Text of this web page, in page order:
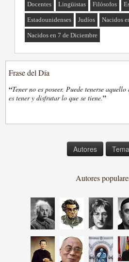
Docentes Lingüistas Filósofos
Estadounidenses Judíos Nacidos
Nacidos en 7 de Diciembre
Frase del Día
“Tener no es poseer. Puede tenerse aquello
es tener y disfrutar lo que se tiene.”
Autores
Autores